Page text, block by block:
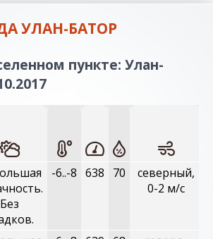
УЛАН-БАТОР
пункте: Улан-
Без
-6..-8 638 70
северный,
0-2 м/с